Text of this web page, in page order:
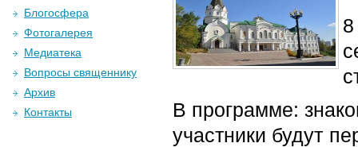
В программе:
участники будут
Блогосфера
Фотогалерея
Медиатека
Вопросы священнику
Архив
Контакты